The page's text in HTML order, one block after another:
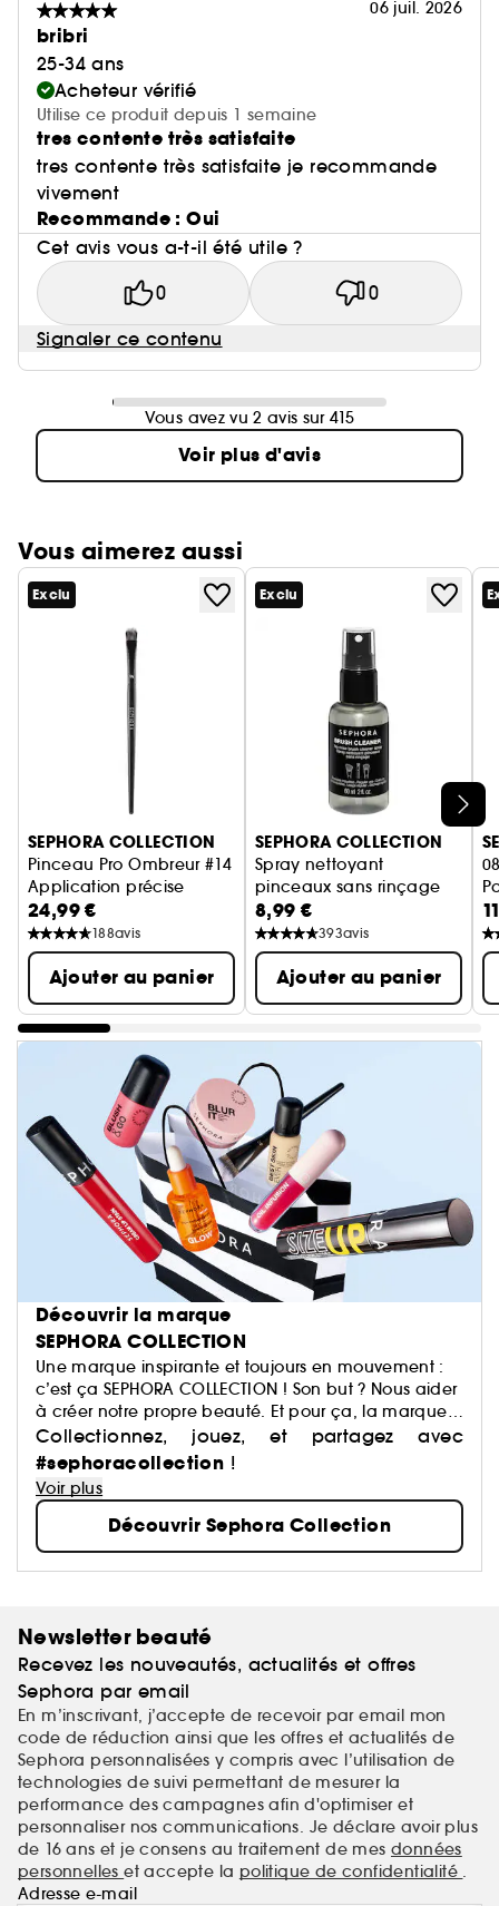
06 juil. 2026
bribri
25-34 ans
Acheteur vérifié
Utilise ce produit depuis 1 semaine
tres contente très satisfaite
tres contente très satisfaite je recommande
vivement
Recommande : Oui
Cet avis vous a-t-il été utile ?
0 0
Signaler ce contenu
Vous avez vu 2 avis sur 415
Voir plus d'avis
Vous aimerez aussi
Ignorer le carrousel produits
Exclu
SEPHORA COLLECTION
Pinceau Pro Ombreur #14
Application précise
24,99 €
188avis
Ajouter au panier
Exclu
SEPHORA COLLECTION
Spray nettoyant
pinceaux sans rinçage
Anti impuretés
8,99 €
393avis
Ajouter au panier
Découvrir la marque
SEPHORA COLLECTION
Une marque inspirante et toujours en mouvement :
c’est ça SEPHORA COLLECTION ! Son but ? Nous aider
à créer notre propre beauté. Et pour ça, la marque
a justement imaginé des centaines de produits : du
maquillage aux soins, du capillaire au parfum, du
bain aux compléments alimentaires,… Avec pour
mission de démocratiser une beauté performante.
Collectionnez, jouez, et partagez avec
#sephoracollection !
Voir plus
Découvrir Sephora Collection
Newsletter beauté
Recevez les nouveautés, actualités et offres
Sephora par email
En m’inscrivant, j’accepte de recevoir par email mon
code de réduction ainsi que les offres et actualités de
Sephora personnalisées y compris avec l’utilisation de
technologies de suivi permettant de mesurer la
performance des campagnes afin d'optimiser et
personnaliser nos communications. Je déclare avoir plus
de 16 ans et je consens au traitement de mes données
personnelleset accepte la politique de confidentialité .
Adresse e-mail